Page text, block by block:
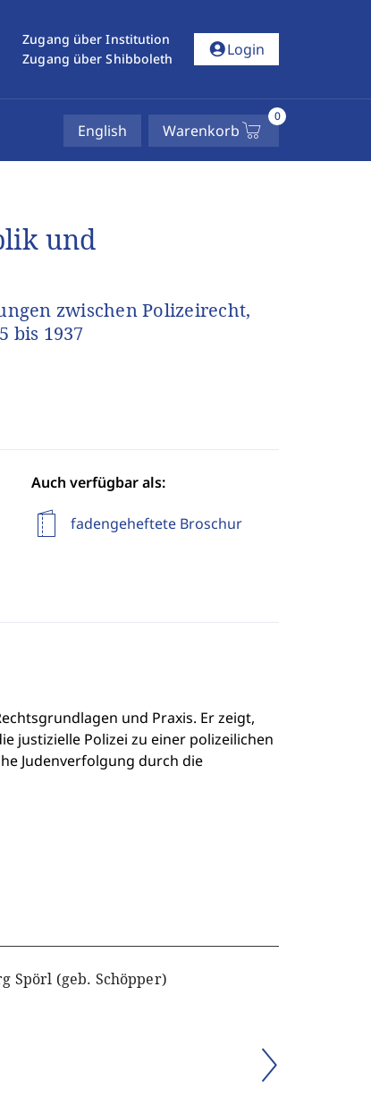
Zugang über Institution
Zugang über Shibboleth
account_circleLogin
English Warenkorb
0
und
zwischen Polizeirecht,
bis 1937
Auch verfügbar als:
fadengeheftete Broschur
und Praxis. Er zeigt,
justizielle Polizei zu einer polizeilichen
Judenverfolgung durch die
Spörl (geb. Schöpper)